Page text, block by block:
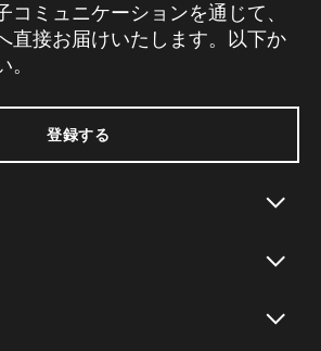
コミュニケーションを通じて、
直接お届けいたします。以下か
登録する